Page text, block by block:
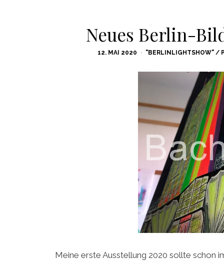
Neues Berlin-
POSTED
12. MAI 2020 "BERLINLIGHTSHOW" /
Meine erste Ausstellung 2020 sollte schon